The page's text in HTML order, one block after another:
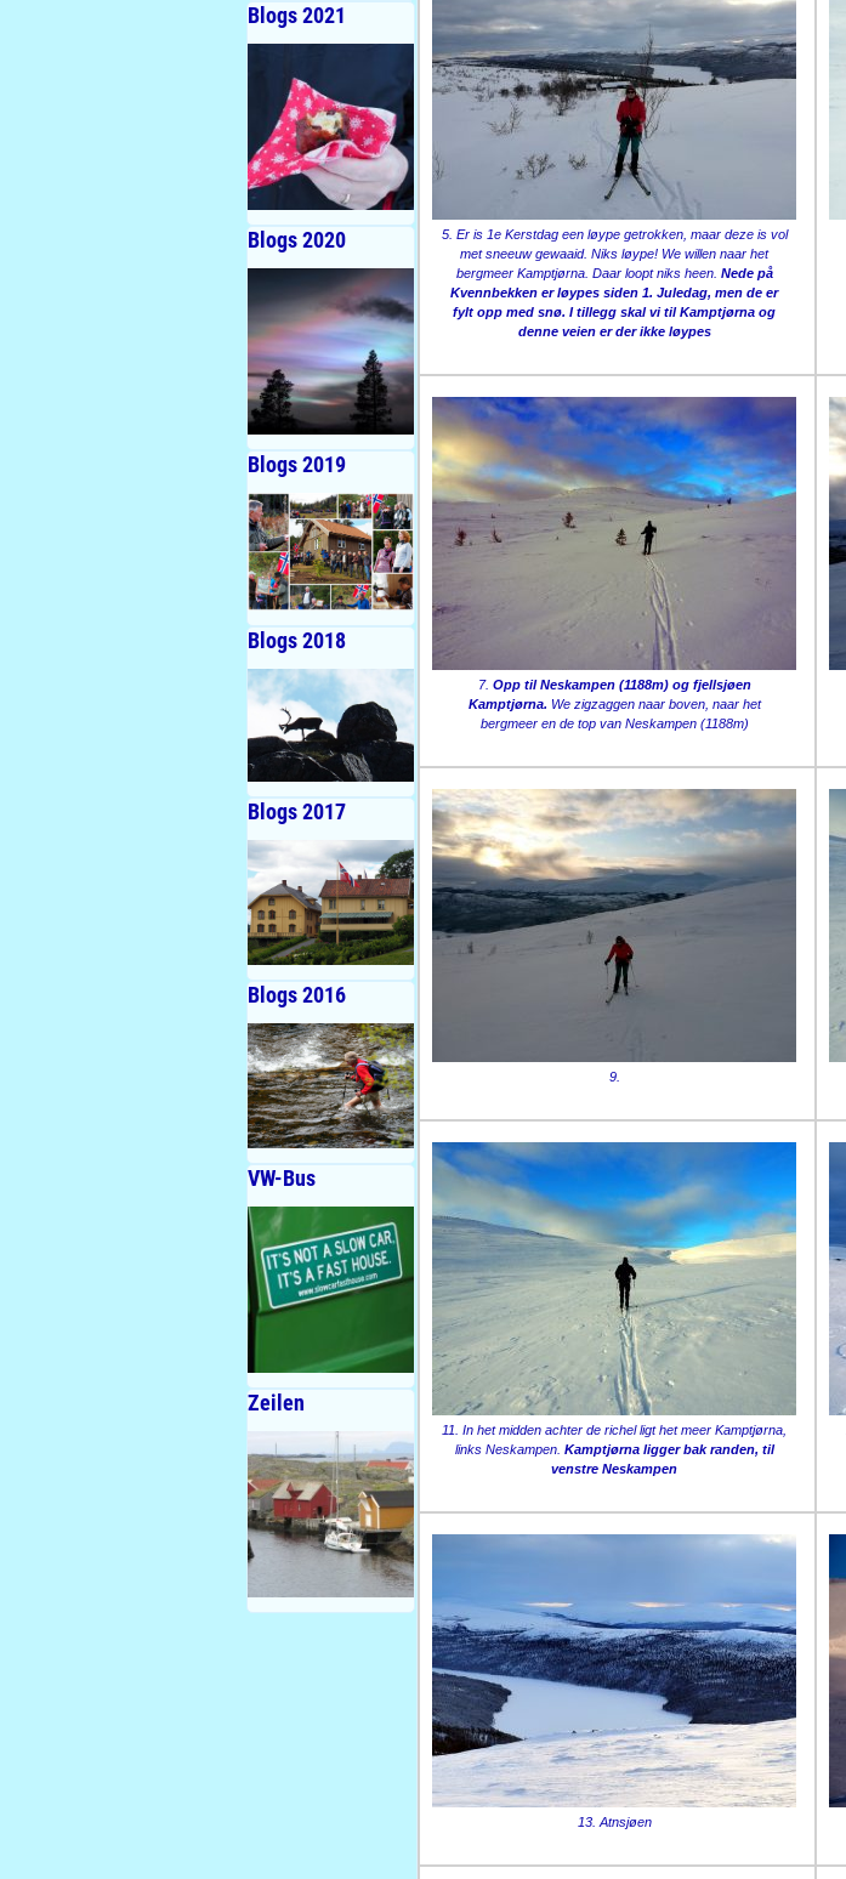
5. Er is 1e Kerstdag een løype getrokken, maar deze is vol
met sneeuw gewaaid. Niks løype! We willen naar het
bergmeer Kamptjørna. Daar loopt niks heen. Nede på
Kvennbekken er løypes siden 1. Juledag, men de er
fylt opp med snø. I tillegg skal vi til Kamptjørna og
denne veien er der ikke løypes
7. Opp til Neskampen (1188m) og fjellsjøen
Kamptjørna. We zigzaggen naar boven, naar het
bergmeer en de top van Neskampen (1188m)
9.
11. In het midden achter de richel ligt het meer Kamptjørna,
links Neskampen. Kamptjørna ligger bak randen, til
venstre Neskampen
13. Atnsjøen
Blogs 2021
Blogs 2020
Blogs 2019
Blogs 2018
Blogs 2017
Blogs 2016
VW-Bus
Zeilen